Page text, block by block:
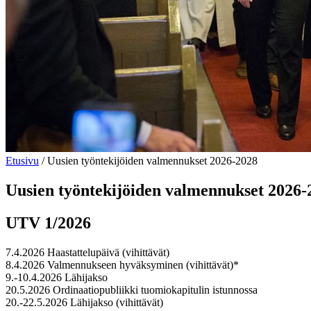
Etusivu / Uusien työntekijöiden valmennukset 2026-2028
Uusien työntekijöiden valmennukset 2026-
UTV 1/2026
7.4.2026 Haastattelupäivä (vihittävät)
8.4.2026 Valmennukseen hyväksyminen (vihittävät)*
9.-10.4.2026 Lähijakso
20.5.2026 Ordinaatiopubliikki tuomiokapitulin istunnossa
20.-22.5.2026 Lähijakso (vihittävät)